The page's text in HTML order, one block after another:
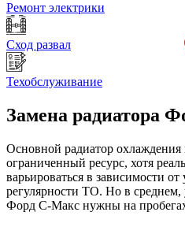
Ремонт электрики
Сход развал
Техобслуживание
Замена радиатора
Основной радиатор
ограниченный ресурс, хотя
варьироваться в зависимости
регулярности ТО. Но в среднем,
Форд С-Макс нужны на